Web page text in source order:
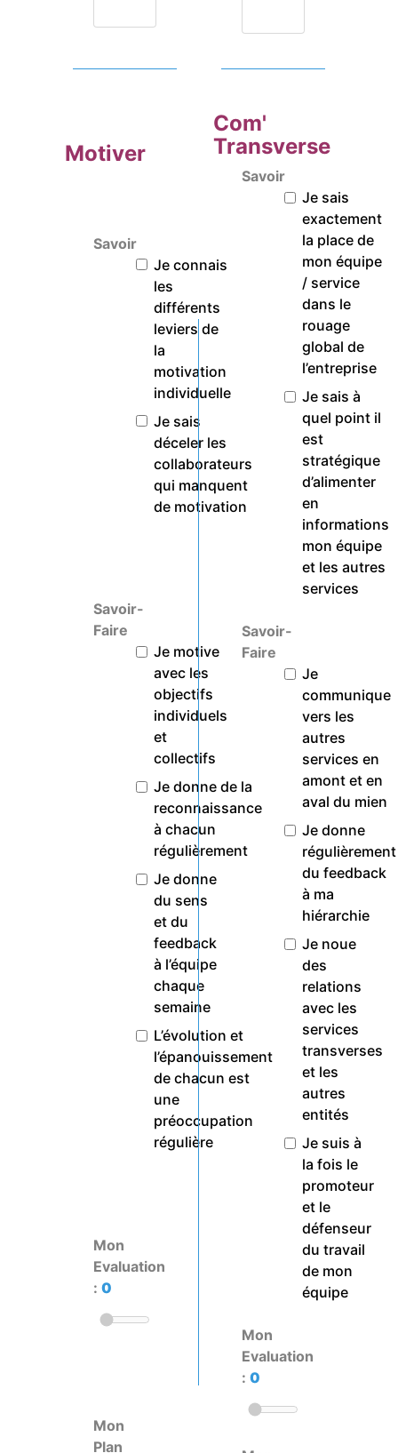
Motiver
Savoir
Je connais
les
différents
leviers de
la
motivation
individuelle
Je sais
déceler les
collaborateurs
qui manquent
de motivation
Savoir-
Faire
Je motive
avec les
objectifs
individuels
et
collectifs
Je donne de la
reconnaissance
à chacun
régulièrement
Je donne
du sens
et du
feedback
à l’équipe
chaque
semaine
L’évolution et
l’épanouissement
de chacun est
une
préoccupation
régulière
Mon
Evaluation
: 0
Mon
Plan
Com'
Transverse
Savoir
Je sais
exactement
la place de
mon équipe
/ service
dans le
rouage
global de
l’entreprise
Je sais à
quel point il
est
stratégique
d’alimenter
en
informations
mon équipe
et les autres
services
Savoir-
Faire
Je
communique
vers les
autres
services en
amont et en
aval du mien
Je donne
régulièrement
du feedback
à ma
hiérarchie
Je noue
des
relations
avec les
services
transverses
et les
autres
entités
Je suis à
la fois le
promoteur
et le
défenseur
du travail
de mon
équipe
Mon
Evaluation
: 0